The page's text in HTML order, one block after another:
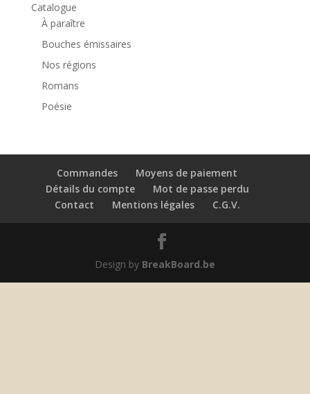
Catalogue
À paraître
Bouches émissaires
Nos régions
Romans
Poésie
Commandes
Moyens de paiement
Détails du compte
Mot de passe perdu
Contact
Mentions légales C.G.V.
Design by BreakBoard.be